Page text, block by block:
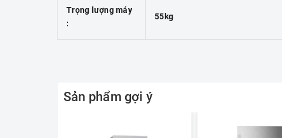
Trọng lượng máy
:
55kg
Sản phẩm gợi ý